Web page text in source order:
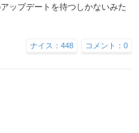
ップデートを待つしかないみた
コメント：0
ナイス：448